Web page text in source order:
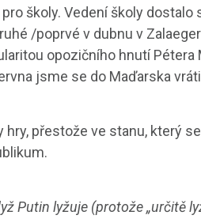
školy. Vedení školy dostalo
/poprvé v dubnu v
opozičního hnutí Pétera
jsme se do Maďarska
přestože ve stanu, který
Putin lyžuje (protože „určitě